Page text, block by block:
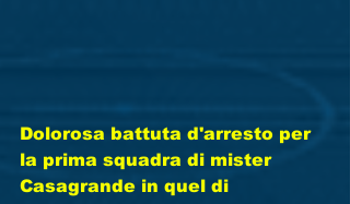
Dolorosa battuta d'arresto per
la prima squadra di mister
Casagrande in quel di